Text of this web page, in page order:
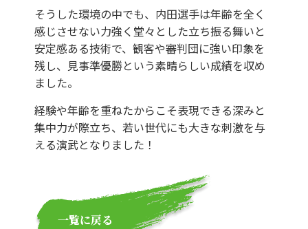
そうした環境の中でも、内田選手は年齢を全く
感じさせない力強く堂々とした立ち振る舞いと
安定感ある技術で、観客や審判団に強い印象を
残し、見事準優勝という素晴らしい成績を収め
ました。
経験や年齢を重ねたからこそ表現できる深みと
集中力が際立ち、若い世代にも大きな刺激を与
える演武となりました！
一覧に戻る